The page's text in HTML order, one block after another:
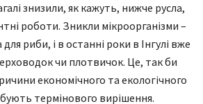
знизили, як кажуть, нижче русла,
роботи. Зникли мікроорганізми –
риби, і в останні роки в Інгулі вже
чи плотвичок. Це, так би
економічного та екологічного
термінового вирішення.